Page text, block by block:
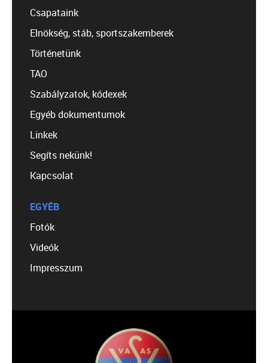
Csapataink
Elnökség, stáb, sportszakemberek
Történetünk
TAO
Szabályzatok, kódexek
Egyéb dokumentumok
Linkek
Segíts nekünk!
Kapcsolat
EGYÉB
Fotók
Videók
Impresszum